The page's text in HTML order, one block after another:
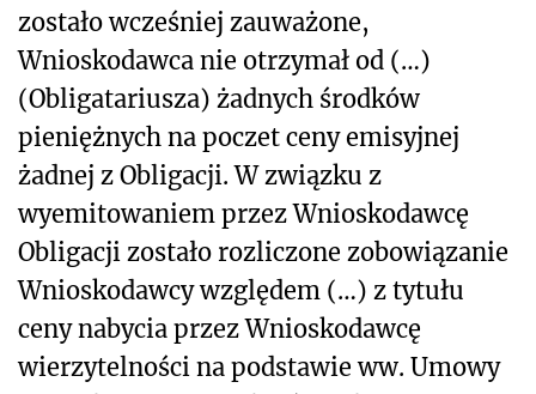
zostało wcześniej zauważone,
Wnioskodawca nie otrzymał od (…)
(Obligatariusza) żadnych środków
pieniężnych na poczet ceny emisyjnej
żadnej z Obligacji. W związku z
wyemitowaniem przez Wnioskodawcę
Obligacji zostało rozliczone zobowiązanie
Wnioskodawcy względem (…) z tytułu
ceny nabycia przez Wnioskodawcę
wierzytelności na podstawie ww. Umowy